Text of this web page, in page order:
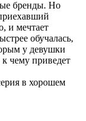
бренды. Но
и мечтает
обучалась,
у девушки
чему приведет
в хорошем